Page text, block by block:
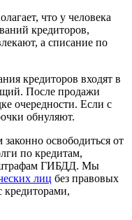
что у человека
кредиторов,
а списание по
кредиторов входят в
После продажи
очередности. Если с
обнуляют.
освободиться от
по кредитам,
штрафам ГИБДД. Мы
лиц без правовых
кредиторами,